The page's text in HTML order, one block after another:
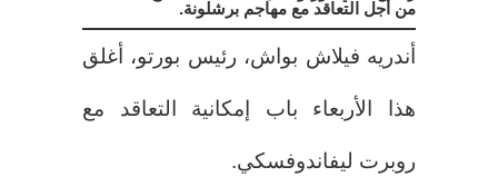
من أجل التعاقد مع مهاجم برشلونة.
أندريه فيلاش بواش، رئيس بورتو، أغلق
هذا الأربعاء باب إمكانية التعاقد مع
روبرت ليفاندوفسكي.